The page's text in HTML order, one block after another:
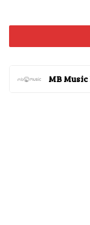
MB